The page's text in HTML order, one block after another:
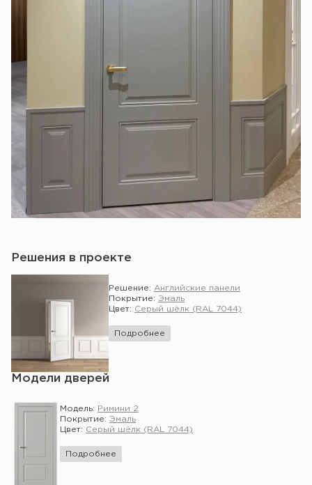
Решения в проекте
Решение: Английские панели
Покрытие: Эмаль
Цвет: Серый шёлк (RAL 7044)
Подробнее
Модели дверей
Модель:
Римини 2
Покрытие: Эмаль
Цвет: Серый шёлк (RAL 7044)
Подробнее